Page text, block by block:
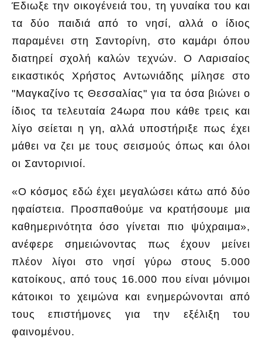
Έδιωξε την οικογένειά του, τη γυναίκα του και
τα δύο παιδιά από το νησί, αλλά ο ίδιος
παραμένει στη Σαντορίνη, στο καμάρι όπου
διατηρεί σχολή καλών τεχνών. Ο Λαρισαίος
εικαστικός Χρήστος Αντωνιάδης μίλησε στο
"Μαγκαζίνο τς Θεσσαλίας" για τα όσα βιώνει ο
ίδιος τα τελευταία 24ωρα που κάθε τρεις και
λίγο σείεται η γη, αλλά υποστήριξε πως έχει
μάθει να ζει με τους σεισμούς όπως και όλοι
οι Σαντορινιοί.
«Ο κόσμος εδώ έχει μεγαλώσει κάτω από δύο
ηφαίστεια. Προσπαθούμε να κρατήσουμε μια
καθημερινότητα όσο γίνεται πιο ψύχραιμα»,
ανέφερε σημειώνοντας πως έχουν μείνει
πλέον λίγοι στο νησί γύρω στους 5.000
κατοίκους, από τους 16.000 που είναι μόνιμοι
κάτοικοι το χειμώνα και ενημερώνονται από
τους επιστήμονες για την εξέλιξη του
φαινομένου.